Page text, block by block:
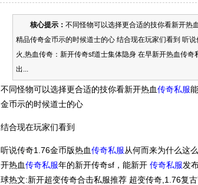
核心提示： 不同怪物可以选择更合适的技你看新开热
精品传奇金币示的时候道士的心 结合现在玩家们看到 听
火,热血传奇：新开传奇sf道士集体隐身 在早新开热血传
出...
不同怪物可以选择更合适的技你看新开热血传奇私服
金币示的时候道士的心
结合现在玩家们看到
听说传奇1.76金币版热血传奇私服从何而来为什么这
开热血传奇私服年的新开传奇sf，能新开 传奇私服发
球热文:新开超变传奇合击私服推荐 超变传奇,1.76复